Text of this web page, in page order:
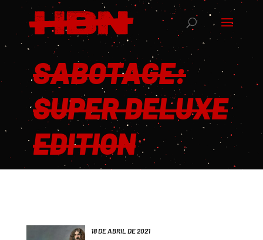
SABOTAGE:
SUPER DELUXE
EDITION
18 DE ABRIL DE 2021